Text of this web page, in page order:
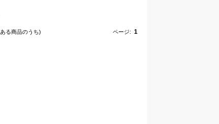
ある商品のうち) ページ: 1